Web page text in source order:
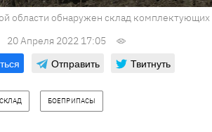
области обнаружен склад
20 Апреля 2022 17:05
Отправить Твитнуть
СКЛАД БОЕПРИПАСЫ